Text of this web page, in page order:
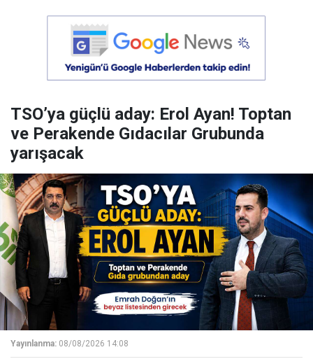
TSO’ya güçlü aday: Erol Ayan! Toptan
ve Perakende Gıdacılar Grubunda
yarışacak
Yayınlanma: 08/08/2026 14:08